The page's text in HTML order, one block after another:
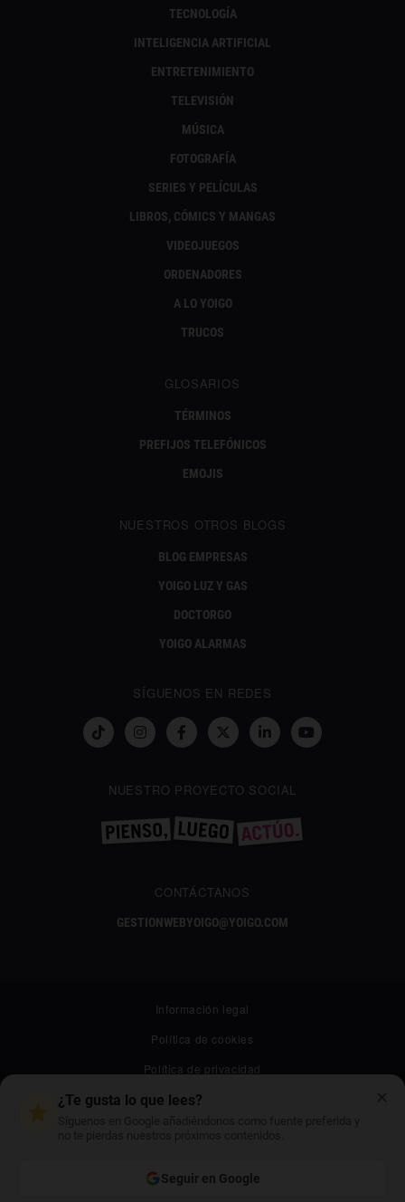
TECNOLOGÍA
INTELIGENCIA ARTIFICIAL
ENTRETENIMIENTO
TELEVISIÓN
MÚSICA
FOTOGRAFÍA
SERIES Y PELÍCULAS
LIBROS, CÓMICS Y MANGAS
VIDEOJUEGOS
ORDENADORES
A LO YOIGO
TRUCOS
GLOSARIOS
TÉRMINOS
PREFIJOS TELEFÓNICOS
EMOJIS
NUESTROS OTROS BLOGS
BLOG EMPRESAS
YOIGO LUZ Y GAS
DOCTORGO
YOIGO ALARMAS
SÍGUENOS EN REDES
NUESTRO PROYECTO SOCIAL
CONTÁCTANOS
GESTIONWEBYOIGO@YOIGO.COM
Información legal
Política de cookies
Política de privacidad
Canal ético
Contacto
¿Te gusta lo que lees?
Seguir en Google